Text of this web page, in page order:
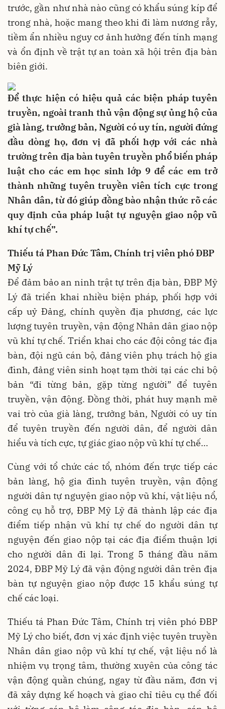
trước, gần như nhà nào cũng có khẩu súng kíp để
trong nhà, hoặc mang theo khi đi làm nương rẫy,
tiềm ẩn nhiều nguy cơ ảnh hưởng đến tính mạng
và ổn định về trật tự an toàn xã hội trên địa bàn
biên giới.
Để thực hiện có hiệu quả các biện pháp tuyên
truyền, ngoài tranh thủ vận động sự ủng hộ của
già làng, trưởng bản, Người có uy tín, người đứng
đầu dòng họ, đơn vị đã phối hợp với các nhà
trường trên địa bàn tuyên truyền phổ biến pháp
luật cho các em học sinh lớp 9 để các em trở
thành những tuyên truyền viên tích cực trong
Nhân dân, từ đó giúp đồng bào nhận thức rõ các
quy định của pháp luật tự nguyện giao nộp vũ
khí tự chế”.
Thiếu tá Phan Đức Tâm, Chính trị viên phó ĐBP
Mỹ Lý
Để đảm bảo an ninh trật tự trên địa bàn, ĐBP Mỹ
Lý đã triển khai nhiều biện pháp, phối hợp với
cấp uỷ Đảng, chính quyền địa phương, các lực
lượng tuyên truyền, vận động Nhân dân giao nộp
vũ khí tự chế. Triển khai cho các đội công tác địa
bàn, đội ngũ cán bộ, đảng viên phụ trách hộ gia
đình, đảng viên sinh hoạt tạm thời tại các chi bộ
bản “đi từng bản, gặp từng người” để tuyên
truyền, vận động. Đồng thời, phát huy mạnh mẽ
vai trò của già làng, trưởng bản, Người có uy tín
để tuyên truyền đến người dân, để người dân
hiểu và tích cực, tự giác giao nộp vũ khí tự chế…
Cùng với tổ chức các tổ, nhóm đến trực tiếp các
bản làng, hộ gia đình tuyên truyền, vận động
người dân tự nguyện giao nộp vũ khí, vật liệu nổ,
công cụ hỗ trợ, ĐBP Mỹ Lỹ đã thành lập các địa
điểm tiếp nhận vũ khí tự chế do người dân tự
nguyện đến giao nộp tại các địa điểm thuận lợi
cho người dân đi lại. Trong 5 tháng đầu năm
2024, ĐBP Mỹ Lý đã vận động người dân trên địa
bàn tự nguyện giao nộp được 15 khẩu súng tự
chế các loại.
Thiếu tá Phan Đức Tâm, Chính trị viên phó ĐBP
Mỹ Lý cho biết, đơn vị xác định việc tuyên truyền
Nhân dân giao nộp vũ khí tự chế, vật liệu nổ là
nhiệm vụ trọng tâm, thường xuyên của công tác
vận động quần chúng, ngay từ đầu năm, đơn vị
đã xây dựng kế hoạch và giao chỉ tiêu cụ thể đối